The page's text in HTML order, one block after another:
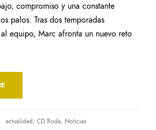
compromiso y una constante
palos. Tras dos temporadas
equipo, Marc afronta un nuevo reto
actualidad, CD Roda, Noticias